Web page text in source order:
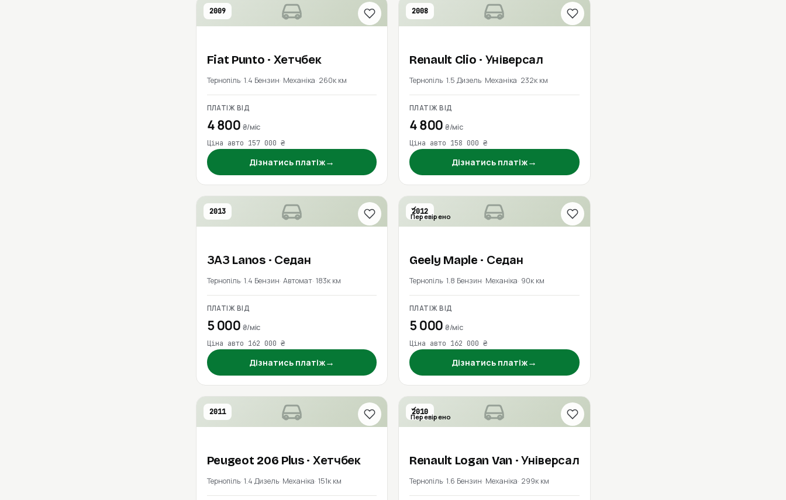
2009
Fiat Punto · Хетчбек
Тернопіль 1.4 Бензин Механіка 260к км
ПЛАТІЖ ВІД
4 800 ₴/міс
Ціна авто 157 000 ₴
Дізнатись платіж→
2008
Renault Clio · Універсал
Тернопіль 1.5 Дизель Механіка 232к км
ПЛАТІЖ ВІД
4 800₴/міс
Ціна авто 158 000 ₴
Дізнатись платіж→
2013
ЗАЗ Lanos · Седан
Тернопіль 1.4 Бензин Автомат 183к км
ПЛАТІЖ ВІД
5 000 ₴/міс
Ціна авто 162 000 ₴
Дізнатись платіж→
2012
Перевірено
Geely Maple · Седан
Тернопіль 1.8 Бензин Механіка 90к км
ПЛАТІЖ ВІД
5 000₴/міс
Ціна авто 162 000 ₴
Дізнатись платіж→
2011
Peugeot 206 Plus · Хетчбек
Тернопіль 1.4 Дизель Механіка 151к км
2010
Перевірено
Renault Logan Van · Універсал
Тернопіль 1.6 Бензин Механіка 299к км